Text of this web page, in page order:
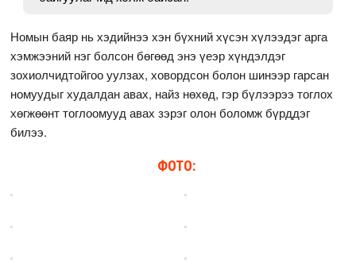
Номын баяр нь хэдийнээ хэн бүхний хүсэн хүлээдэг арга
хэмжээний нэг болсон бөгөөд энэ үеэр хүндэлдэг
зохиолчидтойгоо уулзах, ховордсон болон шинээр гарсан
номуудыг худалдан авах, найз нөхөд, гэр бүлээрээ тоглох
хөгжөөнт тоглоомууд авах зэрэг олон боломж бүрддэг
билээ.
ФОТО: